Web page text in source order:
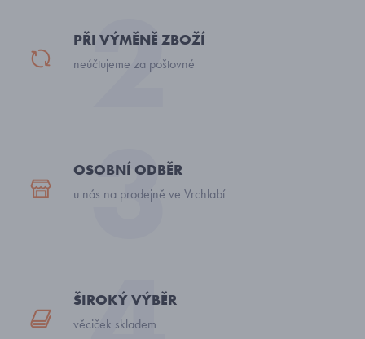
PŘI VÝMĚNĚ ZBOŽÍ
neúčtujeme za poštovné
OSOBNÍ ODBĚR
u nás na prodejně ve Vrchlabí
ŠIROKÝ VÝBĚR
věciček skladem